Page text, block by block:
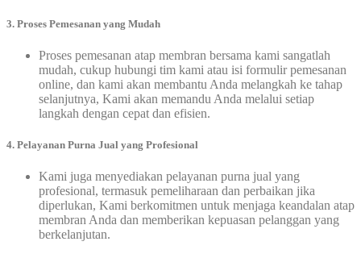
3. Proses Pemesanan yang Mudah
Proses pemesanan atap membran bersama kami sangatlah
mudah, cukup hubungi tim kami atau isi formulir pemesanan
online, dan kami akan membantu Anda melangkah ke tahap
selanjutnya, Kami akan memandu Anda melalui setiap
langkah dengan cepat dan efisien.
4. Pelayanan Purna Jual yang Profesional
Kami juga menyediakan pelayanan purna jual yang
profesional, termasuk pemeliharaan dan perbaikan jika
diperlukan, Kami berkomitmen untuk menjaga keandalan atap
membran Anda dan memberikan kepuasan pelanggan yang
berkelanjutan.